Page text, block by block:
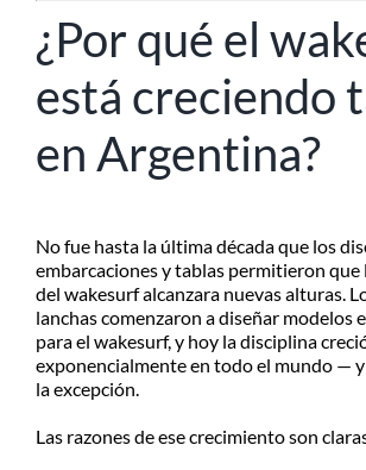
¿Por qué el
está creciendo
en Argentina?
No fue hasta la última década que los
embarcaciones y tablas permitieron que
del wakesurf alcanzara nuevas alturas.
lanchas comenzaron a diseñar modelos
para el wakesurf, y hoy la disciplina
exponencialmente en todo el mundo —
la excepción.
Las razones de ese crecimiento son